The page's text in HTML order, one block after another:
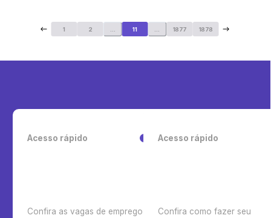
1 2 11 1877 1878
Acesso rápido
Confira as vagas de emprego
Acesso rápido
Confira como fazer seu